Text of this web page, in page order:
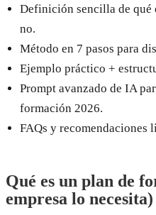
Definición sencilla de qué
no.
Método en 7 pasos para
Ejemplo práctico +
Prompt avanzado de IA
formación 2026.
FAQs y recomendaciones
Qué es un plan de
empresa lo necesita)